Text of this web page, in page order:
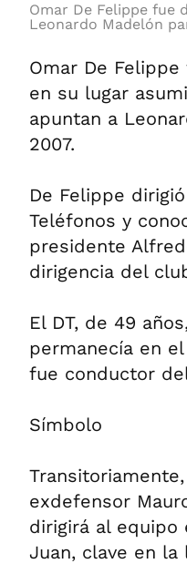
Omar De Felippe fue
Leonardo Madelón
Omar De
en su lugar
apuntan a
2007.
De Felippe
Teléfonos y
presidente
dirigencia del
El DT, de 49
permanecía en
fue conductor
Símbolo
exdefensor
dirigirá al equipo
Juan, clave en la